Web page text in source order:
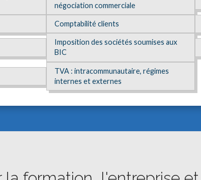
négociation commerciale
Comptabilité clients
Imposition des sociétés soumises aux
BIC
TVA : intracommunautaire, régimes
internes et externes